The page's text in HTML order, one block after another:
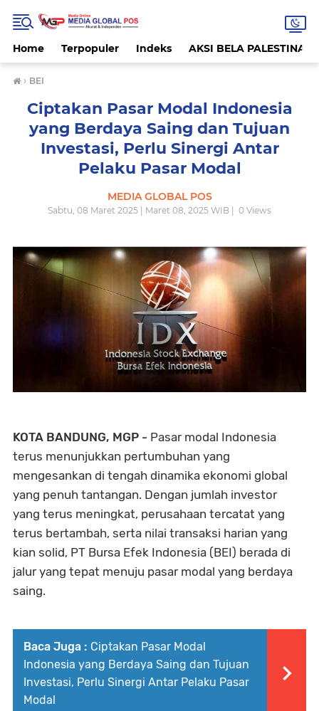
Home Terpopuler Indeks AKSI BELA PALESTINA
› BEI
Ciptakan Pasar Modal Indonesia
yang Berdaya Saing dan Tujuan
Investasi, Perlu Sinergi Antar
Pelaku Pasar Modal
MEDIA GLOBAL POS
Sabtu, 08 Maret 2025 | Maret 08, 2025 WIB | 0 Views
KOTA BANDUNG, MGP - Pasar modal Indonesia
terus menunjukkan pertumbuhan yang
mengesankan di tengah dinamika ekonomi global
yang penuh tantangan. Dengan jumlah investor
yang terus meningkat, perusahaan tercatat yang
terus bertambah, serta nilai transaksi harian yang
kian solid, PT Bursa Efek Indonesia (BEI) berada di
jalur yang tepat menuju pasar modal yang berdaya
saing.
Baca Juga : Ciptakan Pasar Modal
Indonesia yang Berdaya Saing dan Tujuan
Investasi, Perlu Sinergi Antar Pelaku Pasar
Modal